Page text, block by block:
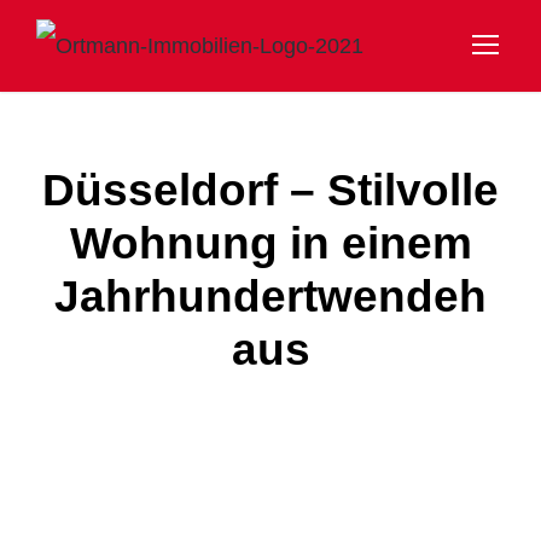
Düsseldorf – Stilvolle
Wohnung in einem
Jahrhundertwendeh
aus